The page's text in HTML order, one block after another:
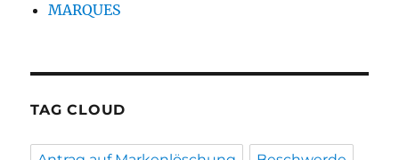
MARQUES
TAG CLOUD